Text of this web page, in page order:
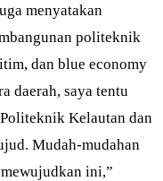
menyatakan
politeknik
dan blue economy
daerah, saya tentu
Kelautan dan
Mudah-mudahan
ini,”